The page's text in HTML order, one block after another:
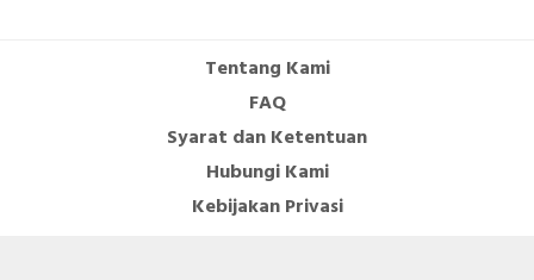
Tentang Kami
FAQ
Syarat dan Ketentuan
Hubungi Kami
Kebijakan Privasi